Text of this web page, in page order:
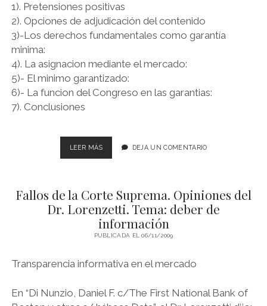
1). Pretensiones positivas
2). Opciones de adjudicación del contenido
3)-Los derechos fundamentales como garantía
minima:
4). La asignacion mediante el mercado:
5)- El minimo garantizado:
6)- La funcion del Congreso en las garantias:
7). Conclusiones
LEER MÁSPONENCIA
DEL
EN
SEMINARIO
ORGANIZADO
POR
NACIONES
DEJA UN COMENTARIO
Fallos de la Corte Suprema. Opiniones del
Dr. Lorenzetti. Tema: deber de
información
PUBLICADA EL 06/11/2009
Transparencia informativa en el mercado
En “Di Nunzio, Daniel F. c/The First National Bank of